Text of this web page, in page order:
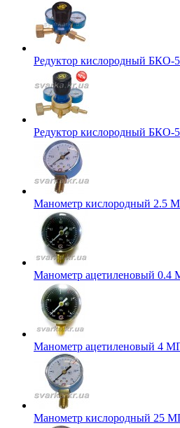
Редуктор кислородный
Редуктор кислородный
Манометр кислородный 2.5
Манометр ацетиленовый
Манометр ацетиленовый 4
Манометр кислородный 25